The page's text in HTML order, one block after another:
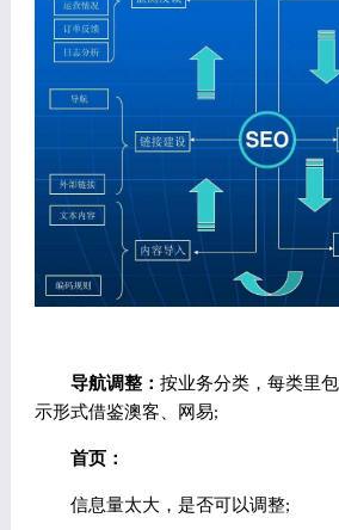
导航调整： 按业务分类，每类里
示形式借鉴澳客、网易;
首页：
信息量太大，是否可以调整;